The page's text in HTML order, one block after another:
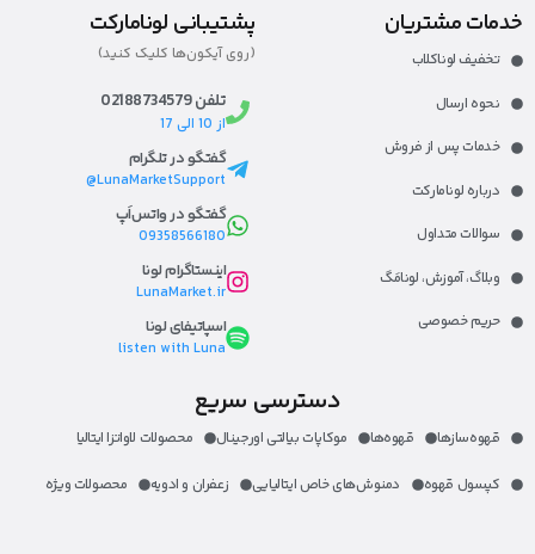
خدمات مشتریان
تخفیف لوناکلاب
نحوه ارسال
خدمات پس از فروش
درباره لونامارکت​
سوالات متداول
وبلاگ، آموزش، لونا‌مَگ​
حریم خصوصی
پشتیبانی لونامارکت
(روی آیکون‌ها کلیک کنید)
تلفن 02188734579
از 10 الی 17
گفتگو در تلگرام
LunaMarketSupport@
گفتگو در واتس‌اَپ
09358566180
اینستاگرام لونا
LunaMarket.ir
اسپاتیفای لونا
listen with Luna
دسترسی سریع
قهوه‌ساز‌ها قهوه‌ها موکاپات بیالتی اورجینال محصولات لاواتزا ایتالیا
کپسول قهوه دمنوش‌های خاص ایتالیایی زعفران و ادویه محصولات ویژه